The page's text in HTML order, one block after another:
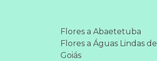
Flores a Abaetetuba
Flores a Águas Lindas de
Goiás